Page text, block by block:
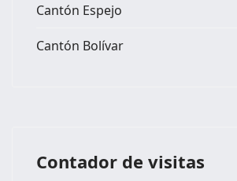
Cantón Espejo
Cantón Bolívar
Contador de visitas